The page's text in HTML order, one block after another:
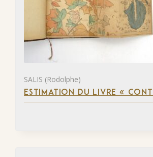
SALIS (Rodolphe)
ESTIMATION DU LIVRE «